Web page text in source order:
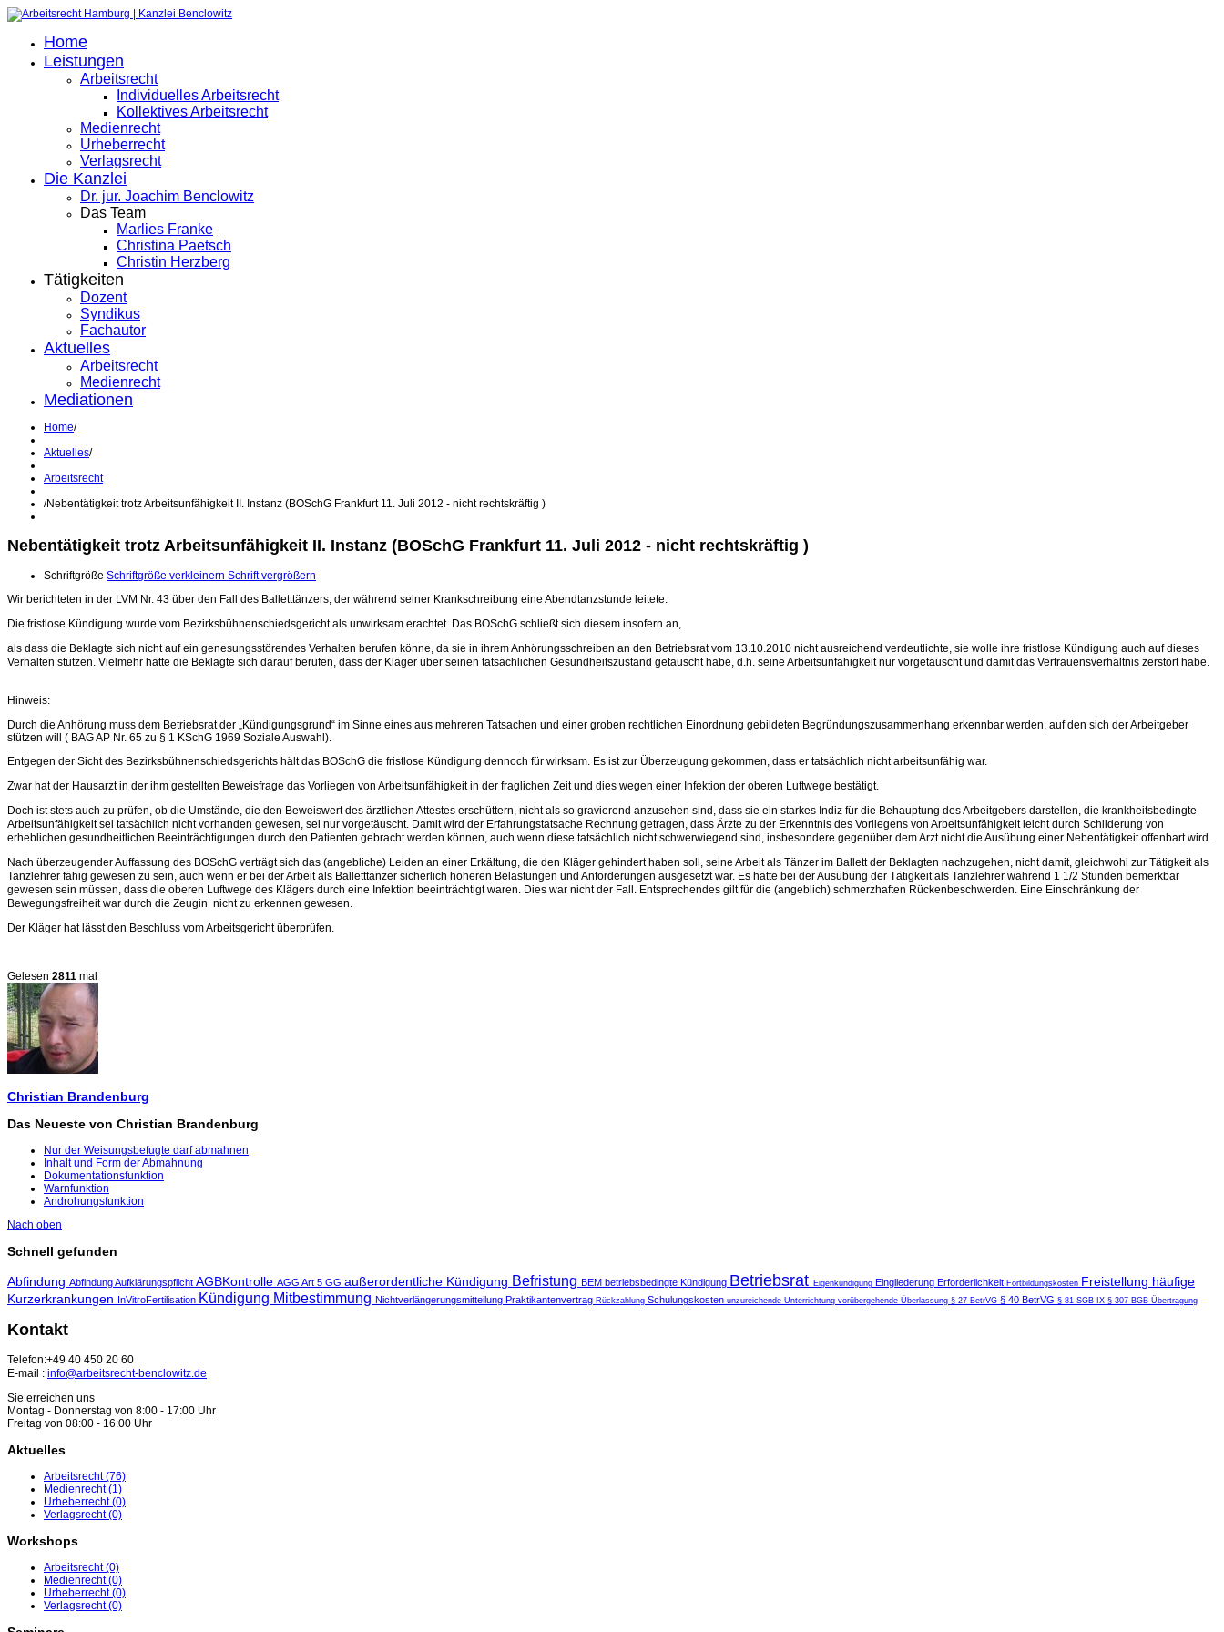
Home
Leistungen
Arbeitsrecht
Individuelles Arbeitsrecht
Kollektives Arbeitsrecht
Medienrecht
Urheberrecht
Verlagsrecht
Die Kanzlei
Dr. jur. Joachim Benclowitz
Das Team
Marlies Franke
Christina Paetsch
Christin Herzberg
Tätigkeiten
Dozent
Syndikus
Fachautor
Aktuelles
Arbeitsrecht
Medienrecht
Mediationen
Home/
Aktuelles/
Arbeitsrecht
/Nebentätigkeit trotz Arbeitsunfähigkeit II. Instanz (BOSchG Frankfurt 11. Juli 2012 - nicht rechtskräftig )
Nebentätigkeit trotz Arbeitsunfähigkeit II. Instanz (BOSchG Frankfurt 11. Juli 2012 - nicht rechtskräftig )
Schriftgröße Schriftgröße verkleinern Schrift vergrößern
Wir berichteten in der LVM Nr. 43 über den Fall des Balletttänzers, der während seiner Krankschreibung eine Abendtanzstunde leitete.
Die fristlose Kündigung wurde vom Bezirksbühnenschiedsgericht als unwirksam erachtet. Das BOSchG schließt sich diesem insofern an,
als dass die Beklagte sich nicht auf ein genesungsstörendes Verhalten berufen könne, da sie in ihrem Anhörungsschreiben an den Betriebsrat vom 13.10.2010 nicht ausreichend verdeutlichte, sie wolle ihre fristlose Kündigung auch auf dieses
Verhalten stützen. Vielmehr hatte die Beklagte sich darauf berufen, dass der Kläger über seinen tatsächlichen Gesundheitszustand getäuscht habe, d.h. seine Arbeitsunfähigkeit nur vorgetäuscht und damit das Vertrauensverhältnis zerstört habe.
Hinweis:
Durch die Anhörung muss dem Betriebsrat der „Kündigungsgrund“ im Sinne eines aus mehreren Tatsachen und einer groben rechtlichen Einordnung gebildeten Begründungszusammenhang erkennbar werden, auf den sich der Arbeitgeber
stützen will ( BAG AP Nr. 65 zu § 1 KSchG 1969 Soziale Auswahl).
Entgegen der Sicht des Bezirksbühnenschiedsgerichts hält das BOSchG die fristlose Kündigung dennoch für wirksam. Es ist zur Überzeugung gekommen, dass er tatsächlich nicht arbeitsunfähig war.
Zwar hat der Hausarzt in der ihm gestellten Beweisfrage das Vorliegen von Arbeitsunfähigkeit in der fraglichen Zeit und dies wegen einer Infektion der oberen Luftwege bestätigt.
Doch ist stets auch zu prüfen, ob die Umstände, die den Beweiswert des ärztlichen Attestes erschüttern, nicht als so gravierend anzusehen sind, dass sie ein starkes Indiz für die Behauptung des Arbeitgebers darstellen, die krankheitsbedingte
Arbeitsunfähigkeit sei tatsächlich nicht vorhanden gewesen, sei nur vorgetäuscht. Damit wird der Erfahrungstatsache Rechnung getragen, dass Ärzte zu der Erkenntnis des Vorliegens von Arbeitsunfähigkeit leicht durch Schilderung von
erheblichen gesundheitlichen Beeinträchtigungen durch den Patienten gebracht werden können, auch wenn diese tatsächlich nicht schwerwiegend sind, insbesondere gegenüber dem Arzt nicht die Ausübung einer Nebentätigkeit offenbart wird.
Nach überzeugender Auffassung des BOSchG verträgt sich das (angebliche) Leiden an einer Erkältung, die den Kläger gehindert haben soll, seine Arbeit als Tänzer im Ballett der Beklagten nachzugehen, nicht damit, gleichwohl zur Tätigkeit als
Tanzlehrer fähig gewesen zu sein, auch wenn er bei der Arbeit als Balletttänzer sicherlich höheren Belastungen und Anforderungen ausgesetzt war. Es hätte bei der Ausübung der Tätigkeit als Tanzlehrer während 1 1/2 Stunden bemerkbar
gewesen sein müssen, dass die oberen Luftwege des Klägers durch eine Infektion beeinträchtigt waren. Dies war nicht der Fall. Entsprechendes gilt für die (angeblich) schmerzhaften Rückenbeschwerden. Eine Einschränkung der
Bewegungsfreiheit war durch die Zeugin nicht zu erkennen gewesen.
Der Kläger hat lässt den Beschluss vom Arbeitsgericht überprüfen.
Gelesen 2811 mal
Christian Brandenburg
Das Neueste von Christian Brandenburg
Nur der Weisungsbefugte darf abmahnen
Inhalt und Form der Abmahnung
Dokumentationsfunktion
Warnfunktion
Androhungsfunktion
Nach oben
Schnell gefunden
Abfindung Abfindung Aufklärungspflicht AGBKontrolle AGG Art 5 GG außerordentliche Kündigung Befristung BEM betriebsbedingte Kündigung Betriebsrat Eigenkündigung Eingliederung Erforderlichkeit Fortbildungskosten Freistellung häufige
Kurzerkrankungen InVitroFertilisation Kündigung Mitbestimmung Nichtverlängerungsmitteilung Praktikantenvertrag Rückzahlung Schulungskosten unzureichende Unterrichtung vorübergehende Überlassung § 27 BetrVG § 40 BetrVG § 81 SGB IX § 307 BGB Übertragung
Kontakt
Telefon:+49 40 450 20 60
E-mail : info@arbeitsrecht-benclowitz.de
Sie erreichen uns
Montag - Donnerstag von 8:00 - 17:00 Uhr
Freitag von 08:00 - 16:00 Uhr
Aktuelles
Arbeitsrecht(76)
Medienrecht(1)
Urheberrecht(0)
Verlagsrecht(0)
Workshops
Arbeitsrecht(0)
Medienrecht(0)
Urheberrecht(0)
Verlagsrecht(0)